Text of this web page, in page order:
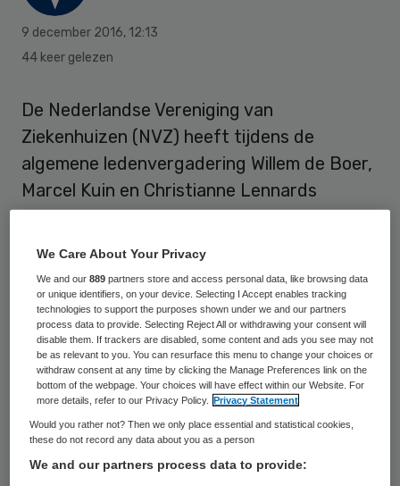
9 december 2016, 12:13
44 keer gelezen
De Nederlandse Vereniging van
Ziekenhuizen (NVZ) heeft tijdens de
algemene ledenvergadering Willem de Boer,
Marcel Kuin en Christianne Lennards
benoemd tot lid van het NVZ-bestuur. In
dezelfde vergadering werd Vincent
Buitendijk herbenoemd tot NVZ-
bestuurslid. De benoemingen gelden voor
drie jaar en gaan in op 1 december 2016.
Willem de Boer is een van de oprichters van
de MC Groep (2008) en is
bestuursvoorzitter van
IJsselmeerziekenhuizen en MC Slotervaart.
Daarnaast bekleedt hij een aantal andere
We Care About Your Privacy
We and our889 partners store and access personal data, like browsing data
or unique identifiers, on your device. Selecting I Accept enables tracking
technologies to support the purposes shown under we and our partners
process data to provide. Selecting Reject All or withdrawing your consent will
disable them. If trackers are disabled, some content and ads you see may not
be as relevant to you. You can resurface this menu to change your choices or
withdraw consent at any time by clicking the Manage Preferences link on the
bottom of the webpage. Your choices will have effect within our Website. For
more details, refer to our Privacy Policy.
Privacy Statement
Would you rather not? Then we only place essential and statistical cookies,
these do not record any data about you as a person
We and our partners process data to provide: